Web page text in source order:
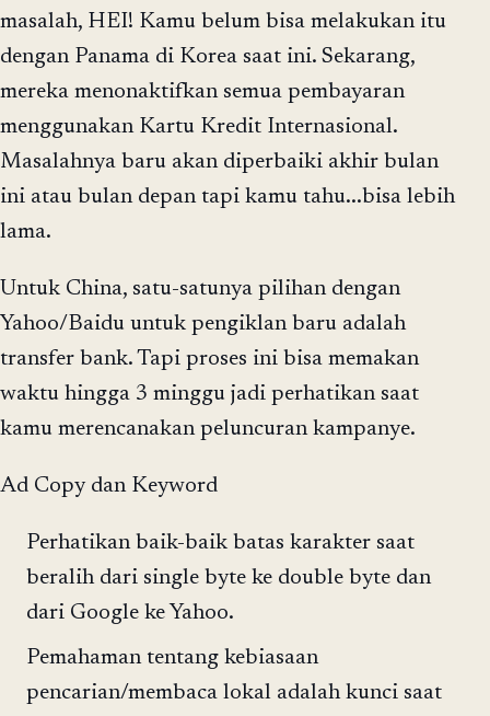
masalah, HEI! Kamu belum bisa melakukan itu
dengan Panama di Korea saat ini. Sekarang,
mereka menonaktifkan semua pembayaran
menggunakan Kartu Kredit Internasional.
Masalahnya baru akan diperbaiki akhir bulan
ini atau bulan depan tapi kamu tahu...bisa lebih
lama.
Untuk China, satu-satunya pilihan dengan
Yahoo/Baidu untuk pengiklan baru adalah
transfer bank. Tapi proses ini bisa memakan
waktu hingga 3 minggu jadi perhatikan saat
kamu merencanakan peluncuran kampanye.
Ad Copy dan Keyword
Perhatikan baik-baik batas karakter saat
beralih dari single byte ke double byte dan
dari Google ke Yahoo.
Pemahaman tentang kebiasaan
pencarian/membaca lokal adalah kunci saat